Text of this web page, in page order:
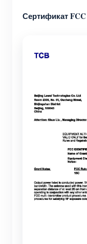
Сертификат FCC